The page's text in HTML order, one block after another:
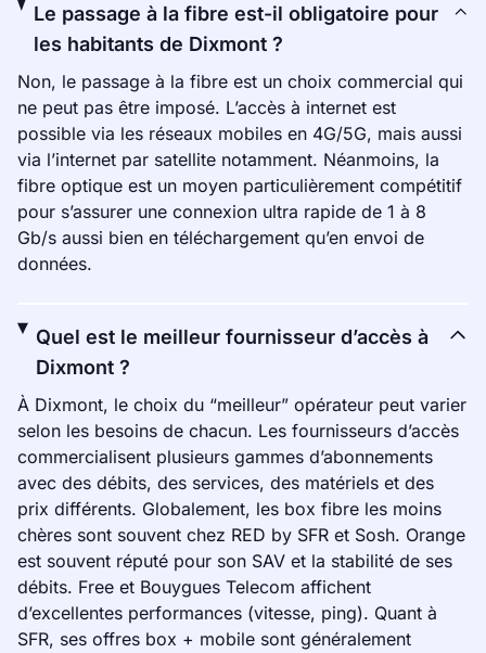
Le passage à la fibre est-il obligatoire pour
les habitants de Dixmont ?
Non, le passage à la fibre est un choix commercial qui
ne peut pas être imposé. L’accès à internet est
possible via les réseaux mobiles en 4G/5G, mais aussi
via l’internet par satellite notamment. Néanmoins, la
fibre optique est un moyen particulièrement compétitif
pour s’assurer une connexion ultra rapide de 1 à 8
Gb/s aussi bien en téléchargement qu’en envoi de
données.
Quel est le meilleur fournisseur d’accès à
Dixmont ?
À Dixmont, le choix du “meilleur” opérateur peut varier
selon les besoins de chacun. Les fournisseurs d’accès
commercialisent plusieurs gammes d’abonnements
avec des débits, des services, des matériels et des
prix différents. Globalement, les box fibre les moins
chères sont souvent chez RED by SFR et Sosh. Orange
est souvent réputé pour son SAV et la stabilité de ses
débits. Free et Bouygues Telecom affichent
d’excellentes performances (vitesse, ping). Quant à
SFR, ses offres box + mobile sont généralement